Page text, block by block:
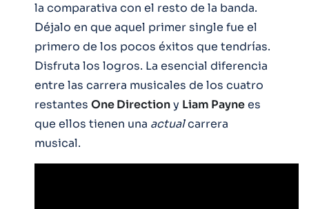
la comparativa con el resto de la banda.
Déjalo en que aquel primer single fue el
primero de los pocos éxitos que tendrías.
Disfruta los logros. La esencial diferencia
entre las carrera musicales de los cuatro
restantes One Directiony Liam Paynees
que ellos tienen una actualcarrera
musical.